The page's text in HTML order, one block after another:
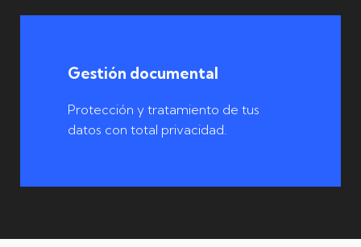
Gestión documental
Protección y tratamiento de tus
datos con total privacidad.